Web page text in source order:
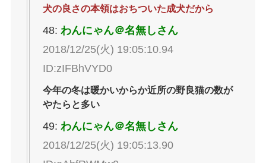
犬の良さの本領はおちついた成犬だから
48: わんにゃん＠名無しさん
2018/12/25(火) 19:05:10.94
ID:zIFBhVYD0
今年の冬は暖かいからか近所の野良猫の数が
やたらと多い
49: わんにゃん＠名無しさん
2018/12/25(火) 19:05:13.90